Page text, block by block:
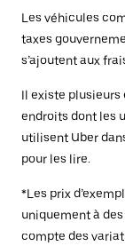
Les véhicules
taxes
s’ajoutent aux
Il existe plusieurs
endroits dont les
utilisent Uber
pour les lire.
*Les prix
uniquement à
compte des